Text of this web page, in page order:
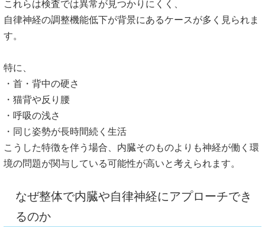
これらは検査では異常が見つかりにくく、
自律神経の調整機能低下が背景にあるケースが多く見られま
す。
特に、
・首・背中の硬さ
・猫背や反り腰
・呼吸の浅さ
・同じ姿勢が長時間続く生活
こうした特徴を伴う場合、 内臓そのものよりも神経が働く環
境の問題が関与している可能性が高いと考えられます。
なぜ整体で内臓や自律神経にアプローチでき
るのか